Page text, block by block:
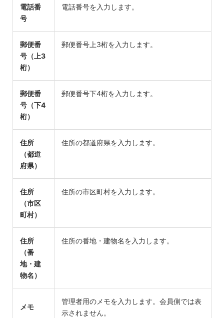
電話番
号
電話番号を入力します。
郵便番
号（上3
桁）
郵便番号上3桁を入力します。
郵便番
号（下4
桁）
郵便番号下4桁を入力します。
住所
（都道
府県）
住所の都道府県を入力します。
住所
（市区
町村）
住所の市区町村を入力します。
住所
（番
地・建
物名）
住所の番地・建物名を入力します。
メモ
管理者用のメモを入力します。会員側では表
示されません。